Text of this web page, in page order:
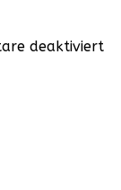
deaktiviert